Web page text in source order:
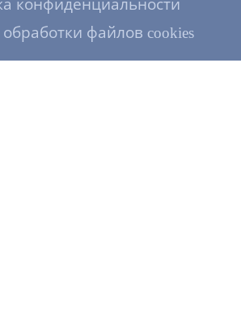
конфиденциальности
файлов cookies